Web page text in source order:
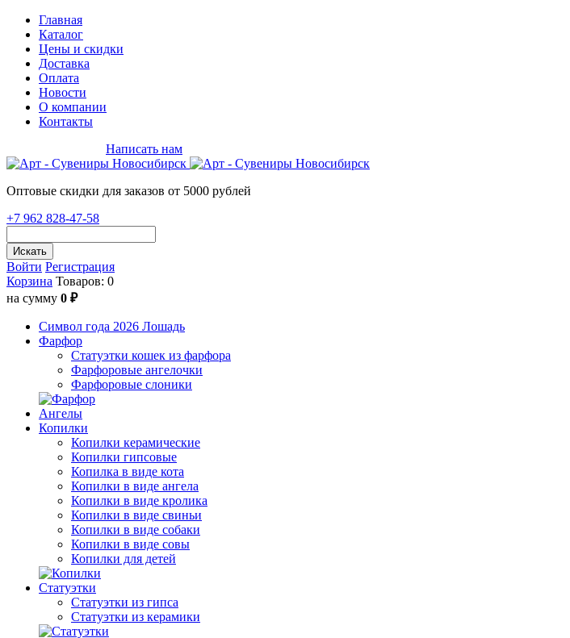
Главная
Каталог
Цены и скидки
Доставка
Оплата
Новости
О компании
Контакты
Написать нам
Оптовые скидки для заказов от 5000 рублей
+7 962 828-47-58
Искать
Войти Регистрация
Корзина Товаров: 0
на сумму 0 ₽
Символ года 2026 Лошадь
Фарфор
Статуэтки кошек из фарфора
Фарфоровые ангелочки
Фарфоровые слоники
Ангелы
Копилки
Копилки керамические
Копилки гипсовые
Копилка в виде кота
Копилки в виде ангела
Копилки в виде кролика
Копилки в виде свиньи
Копилки в виде собаки
Копилки в виде совы
Копилки для детей
Статуэтки
Статуэтки из гипса
Статуэтки из керамики